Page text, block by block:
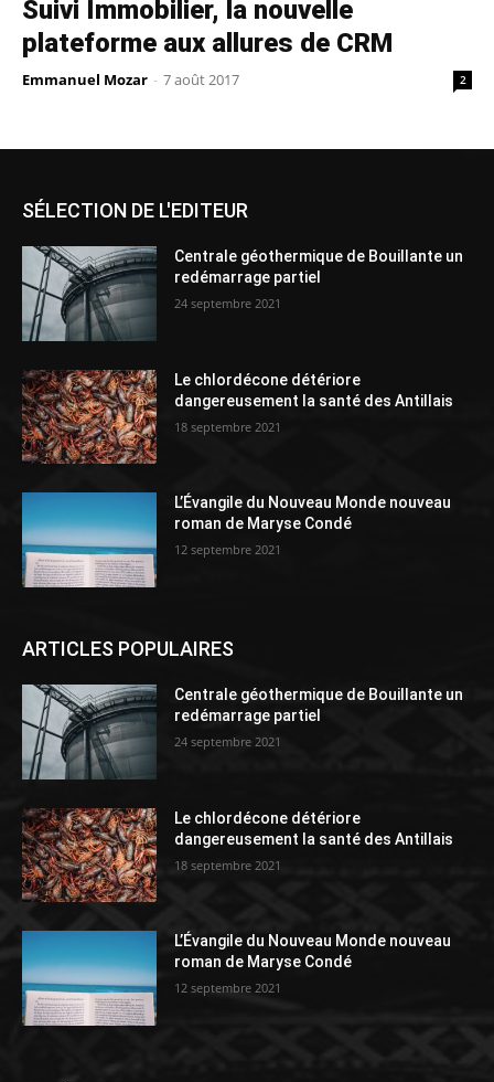
Suivi Immobilier, la nouvelle
plateforme aux allures de CRM
Emmanuel Mozar - 7 août 2017 2
SÉLECTION DE L'EDITEUR
Centrale géothermique de Bouillante un
redémarrage partiel
24 septembre 2021
Le chlordécone détériore
dangereusement la santé des Antillais
18 septembre 2021
L’Évangile du Nouveau Monde nouveau
roman de Maryse Condé
12 septembre 2021
ARTICLES POPULAIRES
Centrale géothermique de Bouillante un
redémarrage partiel
24 septembre 2021
Le chlordécone détériore
dangereusement la santé des Antillais
18 septembre 2021
L’Évangile du Nouveau Monde nouveau
roman de Maryse Condé
12 septembre 2021